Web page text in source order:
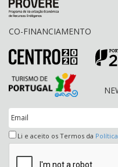
CO-FINANCIAMENTO
Li e aceito os Termos da